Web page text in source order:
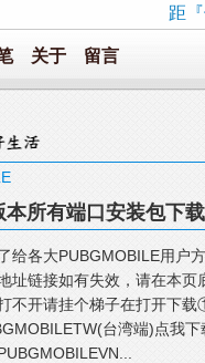
距
关于 留言
所有端口安装包下载
给各大PUBGMOBILE用户
址链接如有失效，请在本
不开请挂个梯子在打开下
台湾端)点我